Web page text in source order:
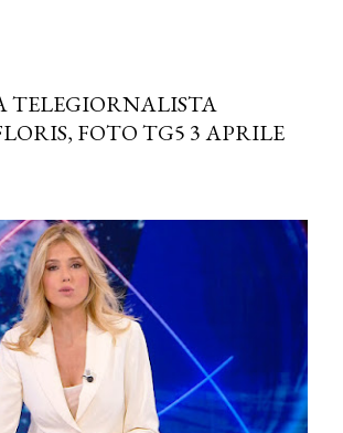
TELEGIORNALISTA
FOTO TG5 3 APRILE